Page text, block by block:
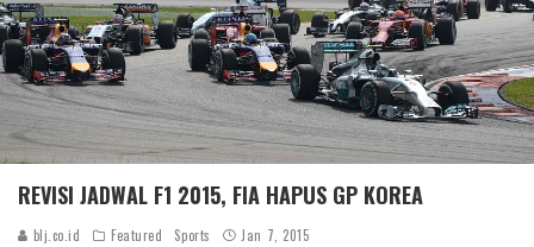
REVISI JADWAL F1 2015, FIA HAPUS GP KOREA
blj.co.id Featured Sports Jan 7, 2015